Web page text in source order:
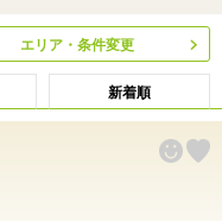
エリア・条件変更
新着順